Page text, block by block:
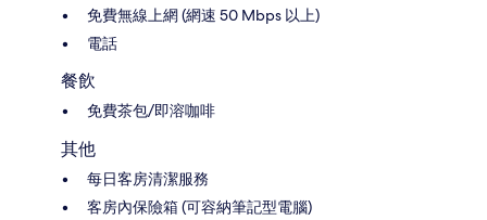
免費無線上網 (網速 50 Mbps 以上)
電話
餐飲
免費茶包/即溶咖啡
其他
每日客房清潔服務
客房內保險箱 (可容納筆記型電腦)